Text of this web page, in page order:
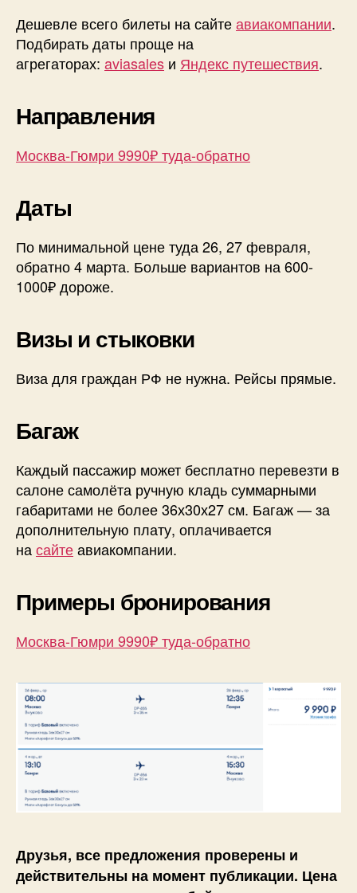
Дешевле всего билеты на сайтеавиакомпании.
Подбирать даты проще на
агрегаторах: aviasales и Яндекс путешествия.
Направления
Москва-Гюмри 9990₽ туда-обратно
Даты
По минимальной цене туда 26, 27 февраля,
обратно 4 марта. Больше вариантов на 600-
1000₽ дороже.
Визы и стыковки
Виза для граждан РФ не нужна. Рейсы прямые.
Багаж
Каждый пассажир может бесплатно перевезти в
салоне самолёта ручную кладь суммарными
габаритами не более 36х30х27 см. Багаж — за
дополнительную плату, оплачивается
насайтеавиакомпании.
Примеры бронирования
Москва-Гюмри 9990₽ туда-обратно
Друзья, все предложения проверены и
действительны на момент публикации. Цена